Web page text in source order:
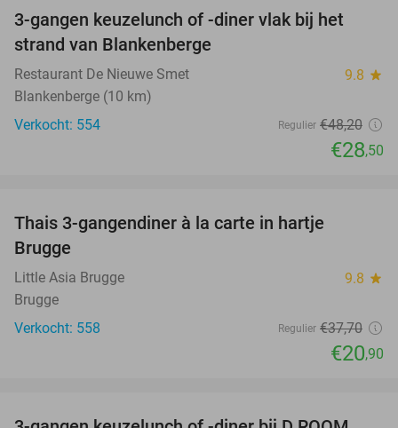
3-gangen keuzelunch of -diner vlak bij het
strand van Blankenberge
Restaurant De Nieuwe Smet 9.8 star
Blankenberge (10 km)
Verkocht: 554
Regulier €48,20
€28,50
Thais 3-gangendiner à la carte in hartje
Brugge
Little Asia Brugge 9.8 star
Brugge
Verkocht: 558
Regulier €37,70
€20,90